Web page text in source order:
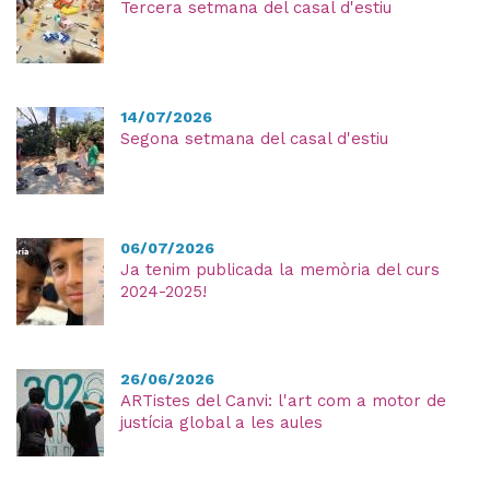
Tercera setmana del casal d'estiu
14/07/2026
Segona setmana del casal d'estiu
06/07/2026
Ja tenim publicada la memòria del curs
2024-2025!
26/06/2026
ARTistes del Canvi: l'art com a motor de
justícia global a les aules